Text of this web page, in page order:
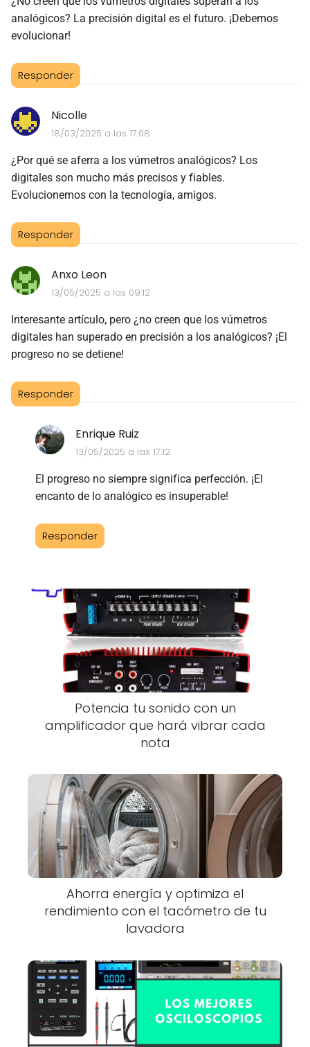
analógicos? La precisión digital es el futuro. ¡Debemos
evolucionar!
Responder
Nicolle
18/03/2025 a las 17:08
¿Por qué se aferra a los vúmetros analógicos? Los
digitales son mucho más precisos y fiables.
Evolucionemos con la tecnología, amigos.
Responder
Anxo Leon
13/05/2025 a las 09:12
Interesante artículo, pero ¿no creen que los vúmetros
digitales han superado en precisión a los analógicos? ¡El
progreso no se detiene!
Responder
Enrique Ruiz
13/05/2025 a las 17:12
El progreso no siempre significa perfección. ¡El
encanto de lo analógico es insuperable!
Responder
Potencia tu sonido con un
amplificador que hará vibrar cada
nota
Ahorra energía y optimiza el
rendimiento con el tacómetro de tu
lavadora